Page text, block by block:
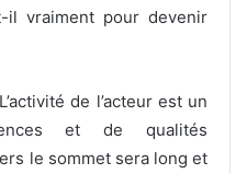
vraiment pour devenir
de l’acteur est un
et de qualités
le sommet sera long et